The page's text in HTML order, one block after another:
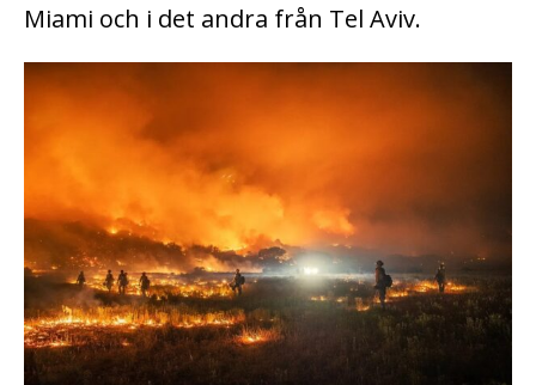
Miami och i det andra från Tel Aviv.